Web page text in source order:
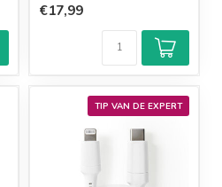
€17,99
TIP VAN DE EXPERT